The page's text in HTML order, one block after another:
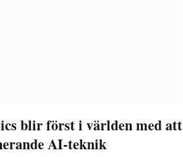
blir först i världen med att
AI-teknik